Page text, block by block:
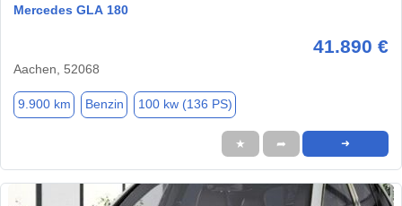
Mercedes GLA 180
41.890 €
Aachen, 52068
9.900 km Benzin 100 kw (136 PS)
★ ➦ ➜